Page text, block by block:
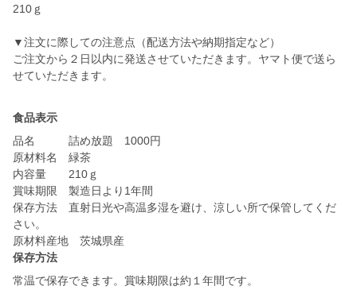
210ｇ
▼注文に際しての注意点（配送方法や納期指定など）
ご注文から２日以内に発送させていただきます。ヤマト便で送ら
せていただきます。
食品表示
品名 詰め放題 1000円
原材料名 緑茶
内容量 210ｇ
賞味期限 製造日より1年間
保存方法 直射日光や高温多湿を避け、涼しい所で保管してくだ
さい。
原材料産地 茨城県産
保存方法
常温で保存できます。賞味期限は約１年間です。